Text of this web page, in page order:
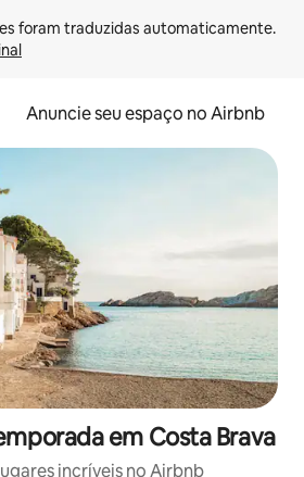
Anuncie seu espaço no Airbnb
em Costa Brava
incríveis no Airbnb